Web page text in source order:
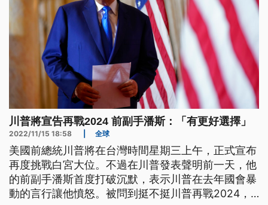
川普將宣告再戰2024 前副手潘斯：「有更好選擇」
2022/11/15 18:58 全球
美國前總統川普將在台灣時間星期三上午，正式宣布
再度挑戰白宮大位。不過在川普發表聲明前一天，他
的前副手潘斯首度打破沉默，表示川普在去年國會暴
動的言行讓他憤怒。被問到挺不挺川普再戰2024，